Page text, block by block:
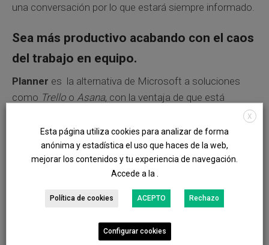
una conversación por lo que estará siempre informado.
Sea más productivo acabando con el caos
del trabajo en equipo.
Planner es la alternativa de Microsoft a soluciones
como Trello o Asana, con la ventaja de que está
algunas novedades, entre las más interesantes
destacan el resumen visual de un proyecto o de
nuestras propias tareas. Podrá ver fácilmente el estado
actual de un proyecto (número de tareas, estados y
progresos de las mismas), así como la carga y
progreso de actividades que lleva cada integrante del
X
Esta página utiliza cookies para analizar de forma
anónima y estadística el uso que haces de la web,
mejorar los contenidos y tu experiencia de navegación.
Accede a la .
Política de cookies ACEPTO Rechazo
Configurar cookies